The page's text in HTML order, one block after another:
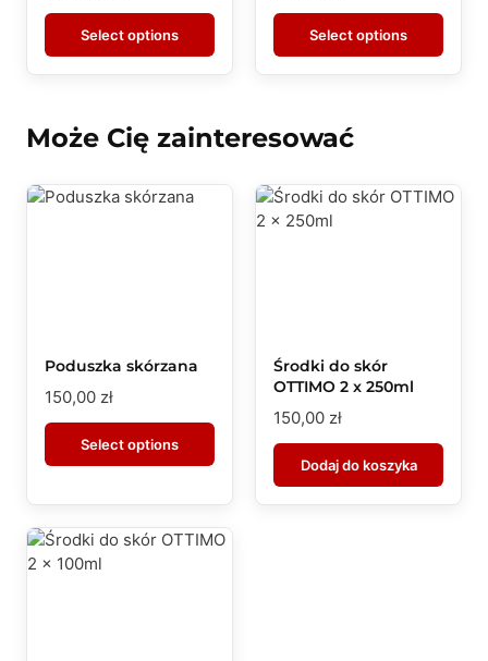
Select options Select options
Może Cię zainteresować
Poduszka skórzana
150,00 zł
Select options
Środki do skór
OTTIMO 2 x 250ml
150,00 zł
Dodaj do koszyka